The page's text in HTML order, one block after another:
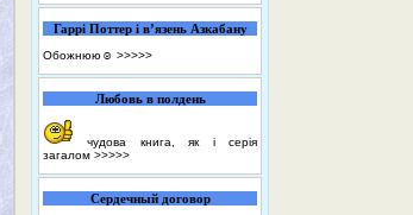
Гаррі Поттер і в’язень Азкабану
Обожнюю☺️ >>>>>
Любовь в полдень
чудова книга, як і серія
загалом >>>>>
Сердечный договор